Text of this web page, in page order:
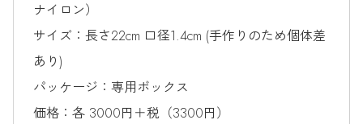
ナイロン）
サイズ：長さ22cm 口径1.4cm (手作りのため個体差
あり)
パッケージ：専用ボックス
価格：各 3000円＋税（3300円）